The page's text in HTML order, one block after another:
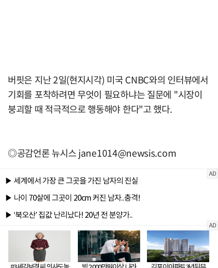
버핏은 지난 2일(현지시각) 미국 CNBC와의 인터뷰에서
기회를 포착하려면 무엇이 필요하냐는 질문에 "시장이
붕괴할 때 적극적으로 행동해야 한다"고 했다.
◎공감언론 뉴시스jane1014@newsis.com